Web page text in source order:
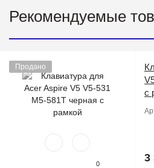
Рекомендуемые
Продано
0
с
3